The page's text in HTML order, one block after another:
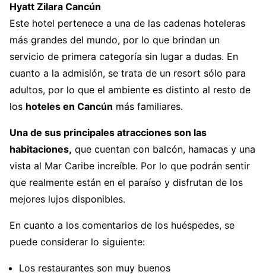
Hyatt Zilara Cancún
Este hotel pertenece a una de las cadenas hoteleras
más grandes del mundo, por lo que brindan un
servicio de primera categoría sin lugar a dudas. En
cuanto a la admisión, se trata de un resort sólo para
adultos, por lo que el ambiente es distinto al resto de
los hoteles en Cancún más familiares.
Una de sus principales atracciones son las
habitaciones, que cuentan con balcón, hamacas y una
vista al Mar Caribe increíble. Por lo que podrán sentir
que realmente están en el paraíso y disfrutan de los
mejores lujos disponibles.
En cuanto a los comentarios de los huéspedes, se
puede considerar lo siguiente:
Los restaurantes son muy buenos